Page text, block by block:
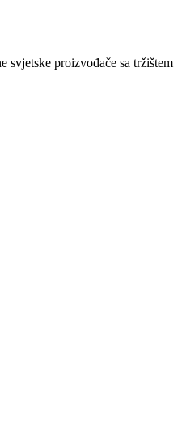
svjetske proizvođače sa tržištem